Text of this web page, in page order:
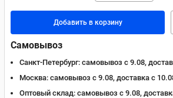
Добавить в корзину
Самовывоз
Санкт-Петербург: самовывоз с 9.08,
Москва: самовывоз с 9.08, доставка c
Оптовый склад: самовывоз с 9.08,